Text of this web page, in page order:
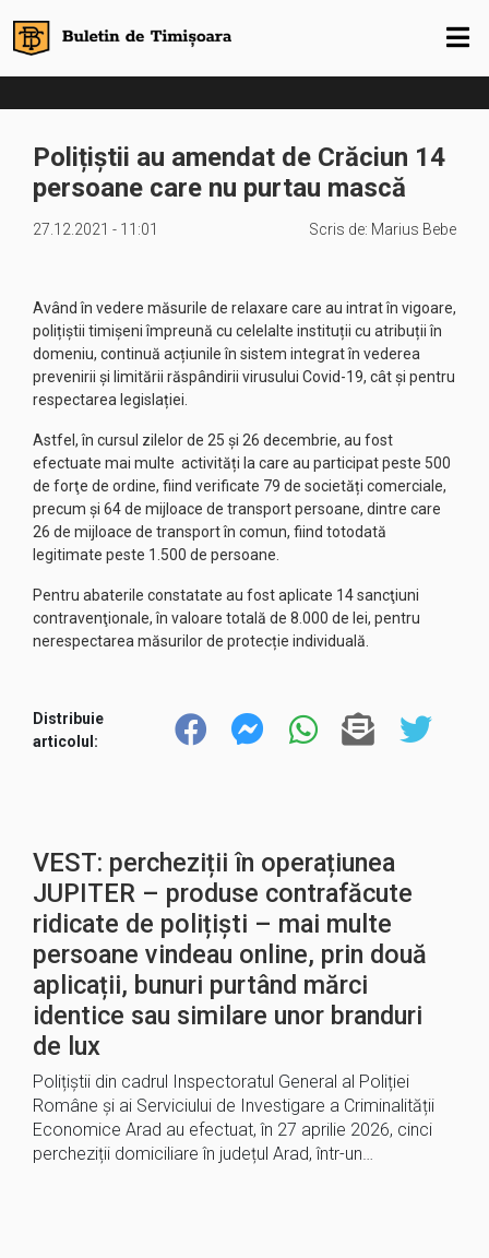
Polițiștii au amendat de Crăciun 14
persoane care nu purtau mască
27.12.2021 - 11:01 Scris de: Marius Bebe
Având în vedere măsurile de relaxare care au intrat în vigoare,
polițiștii timișeni împreună cu celelalte instituții cu atribuții în
domeniu, continuă acțiunile în sistem integrat în vederea
prevenirii și limitării răspândirii virusului Covid-19, cât și pentru
respectarea legislației.
Astfel, în cursul zilelor de 25 și 26 decembrie, au fost
efectuate mai multe activități la care au participat peste 500
de forţe de ordine, fiind verificate 79 de societăți comerciale,
precum şi 64 de mijloace de transport persoane, dintre care
26 de mijloace de transport în comun, fiind totodată
legitimate peste 1.500 de persoane.
Pentru abaterile constatate au fost aplicate 14 sancţiuni
contravenţionale, în valoare totală de 8.000 de lei, pentru
nerespectarea măsurilor de protecție individuală.
Distribuie
articolul:
VEST: percheziții în operațiunea
JUPITER – produse contrafăcute
ridicate de polițiști – mai multe
persoane vindeau online, prin două
aplicații, bunuri purtând mărci
identice sau similare unor branduri
de lux
Polițiștii din cadrul Inspectoratul General al Poliției
Române și ai Serviciului de Investigare a Criminalității
Economice Arad au efectuat, în 27 aprilie 2026, cinci
percheziții domiciliare în județul Arad, într-un…